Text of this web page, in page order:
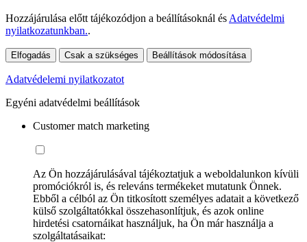
Hozzájárulása előtt tájékozódjon a beállításoknál és Adatvédelmi
nyilatkozatunkban..
Elfogadás Csak a szükséges Beállítások módosítása
Adatvédelemi nyilatkozatot
Egyéni adatvédelmi beállítások
Customer match marketing
Az Ön hozzájárulásával tájékoztatjuk a weboldalunkon kívüli
promóciókról is, és releváns termékeket mutatunk Önnek.
Ebből a célból az Ön titkosított személyes adatait a következő
külső szolgáltatókkal összehasonlítjuk, és azok online
hirdetési csatornáikat használjuk, ha Ön már használja a
szolgáltatásaikat: